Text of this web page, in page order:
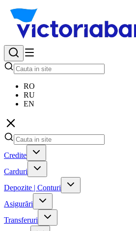
RO
RU
EN
Credite
Carduri
Depozite | Conturi
Asigurări
Transferuri